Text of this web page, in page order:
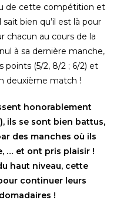
de cette compétition et
sait bien qu’il est là pour
chacun au cours de la
à sa dernière manche,
points (5/2, 8/2 ; 6/2) et
deuxième match !
honorablement
ils se sont bien battus,
des manches où ils
… et ont pris plaisir !
haut niveau, cette
continuer leurs
!